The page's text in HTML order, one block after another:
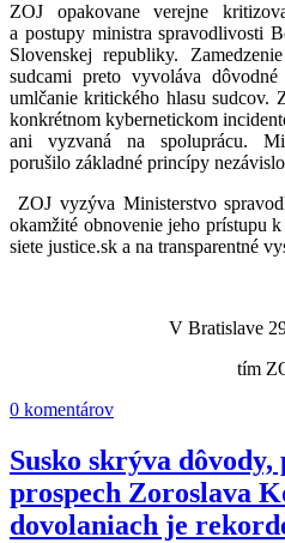
ZOJ opakovane verejne
a postupy ministra spravodlivosti
Slovenskej republiky.
sudcami preto vyvoláva
umlčanie kritického hlasu sudcov.
konkrétnom kybernetickom
ani vyzvaná na spoluprácu.
porušilo základné princípy
ZOJ vyzýva Ministerstvo
okamžité obnovenie jeho prístupu
siete justice.sk a na transparentné
V Bratislave
tím
0 komentárov
Susko skrýva dôvody,
prospech Zoroslava
dovolaniach je